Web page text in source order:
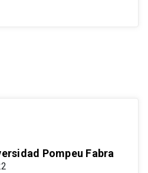
Pompeu Fabra